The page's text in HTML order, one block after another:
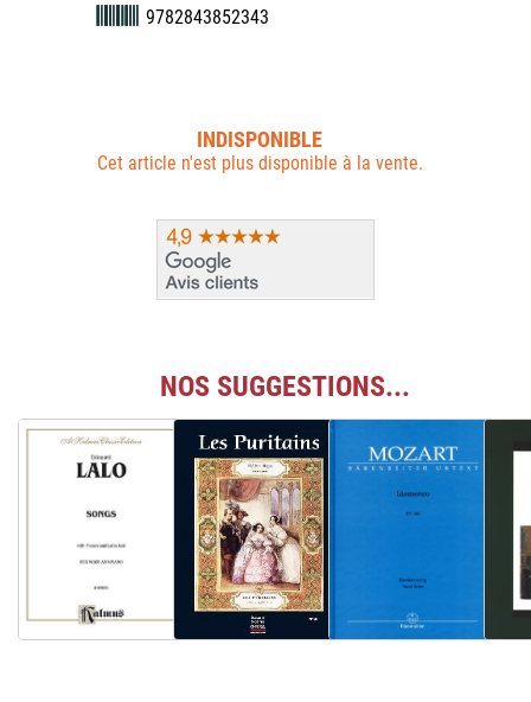
9782843852343
INDISPONIBLE
Cet article n'est plus disponible à la vente.
NOS SUGGESTIONS...